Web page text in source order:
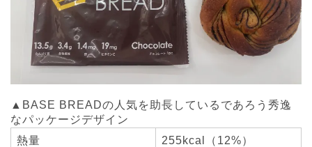
▲BASE BREADの人気を助長しているであろう秀逸
なパッケージデザイン
熱量
255kcal（12%）